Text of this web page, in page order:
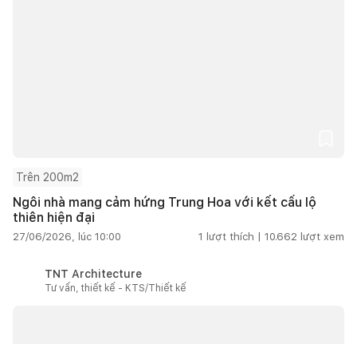
Trên 200m2
Ngôi nhà mang cảm hứng Trung Hoa với kết cấu lộ
thiên hiện đại
27/06/2026, lúc 10:00 1 lượt thích | 10.662 lượt xem
TNT Architecture
Tư vấn, thiết kế - KTS/Thiết kế